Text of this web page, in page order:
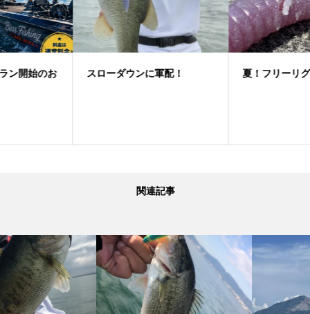
スローダウンに軍配！ 夏！フリーリグゲーム
関連記事